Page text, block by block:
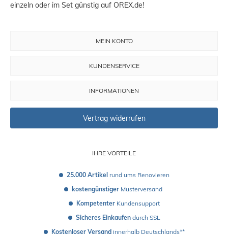
einzeln oder im Set günstig auf OREX.de!
IHRE VORTEILE
25.000 Artikel rund ums Renovieren
kostengünstiger Musterversand
Kompetenter Kundensupport
Sicheres Einkaufen durch SSL
Kostenloser Versand innerhalb Deutschlands**
MEIN KONTO
KUNDENSERVICE
INFORMATIONEN
Vertrag widerrufen